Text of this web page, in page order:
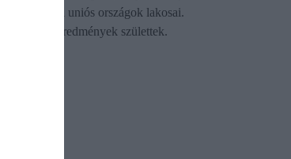
vásárolni uniós országok lakosai.
kiugró eredmények születtek.